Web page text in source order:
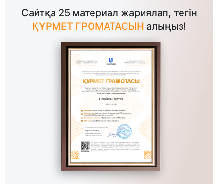
Сайтқа 25 материал жариялап, тегін
ҚҰРМЕТ ГРОМАТАСЫН алыңыз!